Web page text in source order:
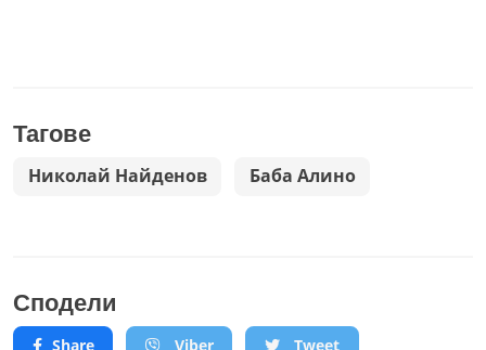
Тагове
Николай Найденов Баба Алино
Сподели
Share Viber Tweet